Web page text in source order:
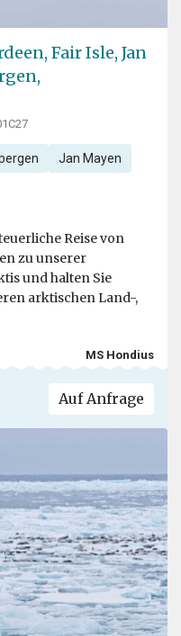
Fair Isle, Jan
Jan Mayen
Reise von
zu unserer
und halten Sie
arktischen Land-,
MS Hondius
Auf Anfrage